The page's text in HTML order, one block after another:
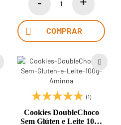
COMPRAR
(1)
Cookies DoubleChoco
Sem Glúten e Leite 100g